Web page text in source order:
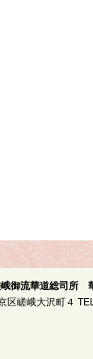
御流華道総司所
区嵯峨大沢町４